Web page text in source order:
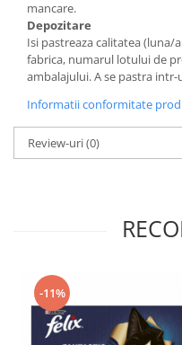
mancare.
Depozitare
Isi pastreaza calitatea (luna/
fabrica, numarul lotului de
ambalajului. A se pastra
Informatii conformitate
Review-uri(0)
-11%